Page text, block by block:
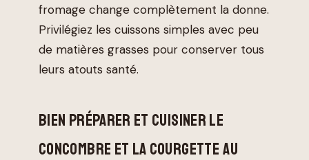
fromage change complètement la donne.
Privilégiez les cuissons simples avec peu
de matières grasses pour conserver tous
leurs atouts santé.
BIEN PRÉPARER ET CUISINER LE
CONCOMBRE ET LA COURGETTE AU